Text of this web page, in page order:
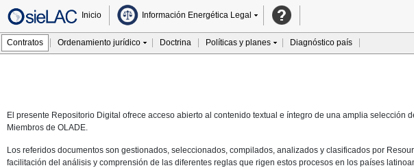
Inicio Información Energética Legal
Contratos Ordenamiento jurídico Doctrina Políticas y planes Diagnóstico país
El presente Repositorio Digital ofrece acceso abierto al contenido textual e íntegro de una amplia
Miembros de OLADE.
Los referidos documentos son gestionados, seleccionados, compilados, analizados y clasificados por
facilitación del análisis y comprensión de las diferentes reglas que rigen estos procesos en los países